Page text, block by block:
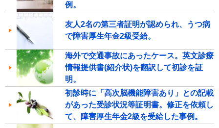
例。
友人2名の第三者証明が認められ、うつ病
で障害厚生年金2級受給。
海外で交通事故にあったケース。英文診療
情報提供書(紹介状)を翻訳して初診を証
明。
初診時に「高次脳機能障害あり」との記載
があった受診状況等証明書。修正を依頼し
て、障害厚生年金2級を受給した事例。